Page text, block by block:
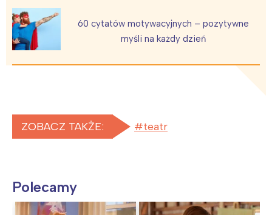
60 cytatów motywacyjnych – pozytywne
myśli na każdy dzień
ZOBACZ TAKŻE: teatr
Polecamy